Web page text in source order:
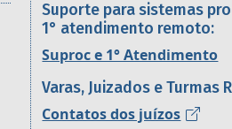
Suporte para sistemas
1° atendimento remoto:
Suproc e 1° Atendimento
Varas, Juizados e Turmas
Contatos dos juízos